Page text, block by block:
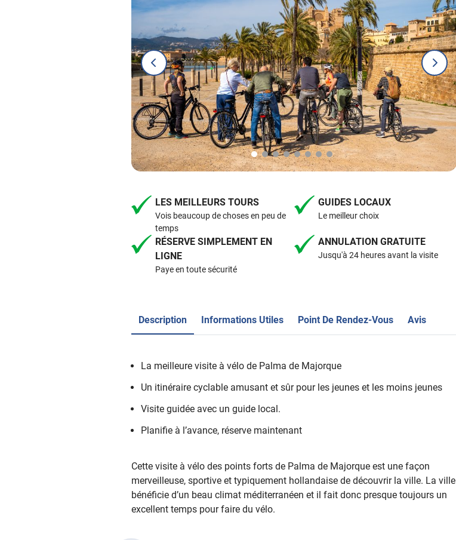
LES MEILLEURS TOURS
Vois beaucoup de choses en peu de
temps
GUIDES LOCAUX
Le meilleur choix
RÉSERVE SIMPLEMENT EN
LIGNE
Paye en toute sécurité
ANNULATION GRATUITE
Jusqu'à 24 heures avant la visite
Description Informations Utiles Point De Rendez-Vous Avis
La meilleure visite à vélo de Palma de Majorque
Un itinéraire cyclable amusant et sûr pour les jeunes et les moins jeunes
Visite guidée avec un guide local.
Planifie à l’avance, réserve maintenant
Cette visite à vélo des points forts de Palma de Majorque est une façon
merveilleuse, sportive et typiquement hollandaise de découvrir la ville. La ville
bénéficie d’un beau climat méditerranéen et il fait donc presque toujours un
excellent temps pour faire du vélo.